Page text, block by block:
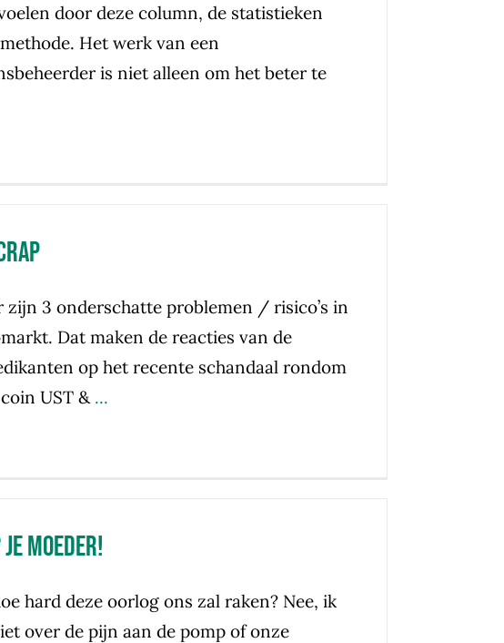
door deze column, de statistieken
Het werk van een
is niet alleen om het beter te
zijn 3 onderschatte problemen / risico’s in
Dat maken de reacties van de
op het recente schandaal rondom
UST & ...
moeder!
hard deze oorlog ons zal raken? Nee, ik
over de pijn aan de pomp of onze